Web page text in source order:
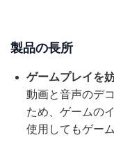
製品の長所
ゲームプレイを
動画と音声のデ
ため、ゲームの
使用してもゲー